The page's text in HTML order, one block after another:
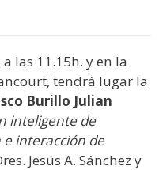
a las 11.15h. y en la
tendrá lugar la
Burillo Julian
inteligente de
interacción de
Jesús A. Sánchez y